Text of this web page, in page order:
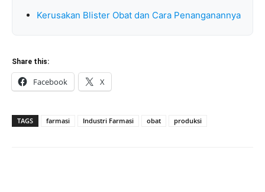
Kerusakan Blister Obat dan Cara Penanganannya
Share this:
Facebook X
TAGS farmasi Industri Farmasi obat produksi